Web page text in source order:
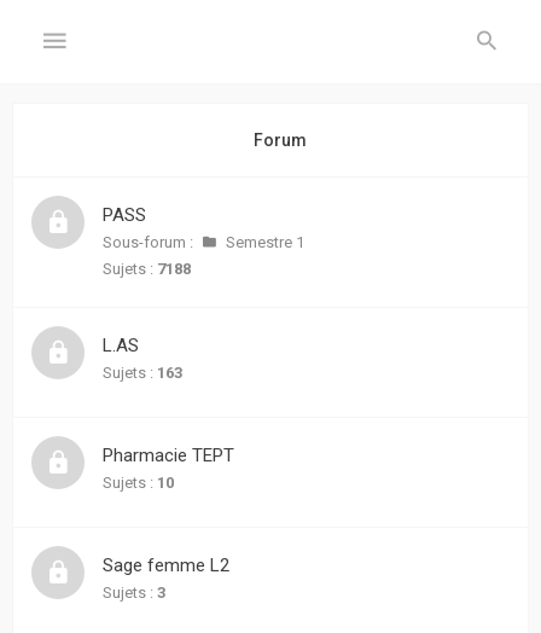
Inscription
FORUM
sans
réponse
actifs
Forum
PASS
Sous-forum :
Semestre 1
Sujets : 7188
L.AS
Sujets : 163
Pharmacie TEPT
Sujets : 10
Sage femme L2
Sujets : 3